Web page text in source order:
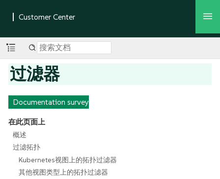
过滤器
Documentation survey
在此页面上
概述
过滤拓扑
Kubernetes视图上的拓扑过滤器
其他视图类型上的拓扑过滤器